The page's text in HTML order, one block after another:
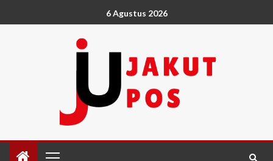
6 Agustus 2026